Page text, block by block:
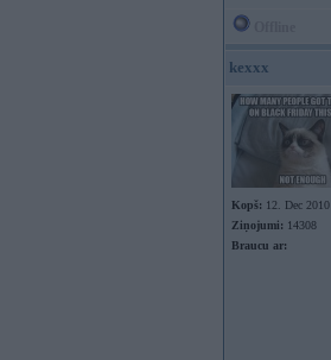
kexxx
Kopš: 12. Dec 2010
Ziņojumi: 14308
Braucu ar: